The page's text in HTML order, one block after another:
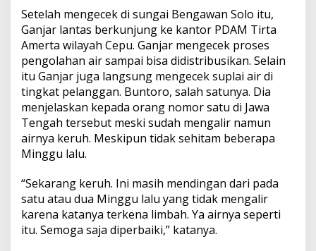
Setelah mengecek di sungai Bengawan Solo itu,
Ganjar lantas berkunjung ke kantor PDAM Tirta
Amerta wilayah Cepu. Ganjar mengecek proses
pengolahan air sampai bisa didistribusikan. Selain
itu Ganjar juga langsung mengecek suplai air di
tingkat pelanggan. Buntoro, salah satunya. Dia
menjelaskan kepada orang nomor satu di Jawa
Tengah tersebut meski sudah mengalir namun
airnya keruh. Meskipun tidak sehitam beberapa
Minggu lalu.
“Sekarang keruh. Ini masih mendingan dari pada
satu atau dua Minggu lalu yang tidak mengalir
karena katanya terkena limbah. Ya airnya seperti
itu. Semoga saja diperbaiki,” katanya.